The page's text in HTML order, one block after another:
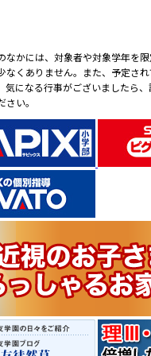
なかには、対象者や対象学年を
なくありません。また、予定さ
気になる行事がございましたら
い。